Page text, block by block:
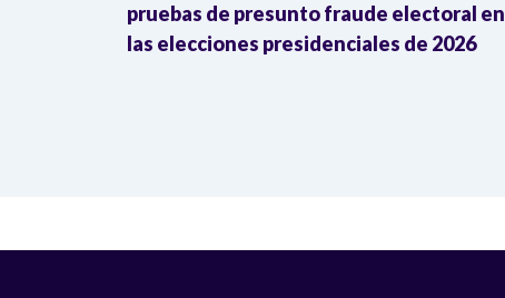
pruebas de presunto fraude electoral en
las elecciones presidenciales de 2026